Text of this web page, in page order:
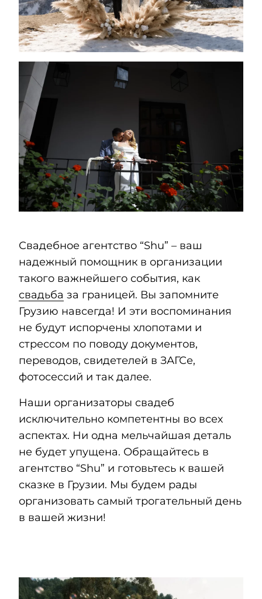
Свадебное агентство “Shu” – ваш
надежный помощник в организации
такого важнейшего события, как
свадьба за границей. Вы запомните
Грузию навсегда! И эти воспоминания
не будут испорчены хлопотами и
стрессом по поводу документов,
переводов, свидетелей в ЗАГСе,
фотосессий и так далее.
Наши организаторы свадеб
исключительно компетентны во всех
аспектах. Ни одна мельчайшая деталь
не будет упущена. Обращайтесь в
агентство “Shu” и готовьтесь к вашей
сказке в Грузии. Мы будем рады
организовать самый трогательный день
в вашей жизни!